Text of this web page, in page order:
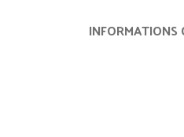
INFORMATIONS